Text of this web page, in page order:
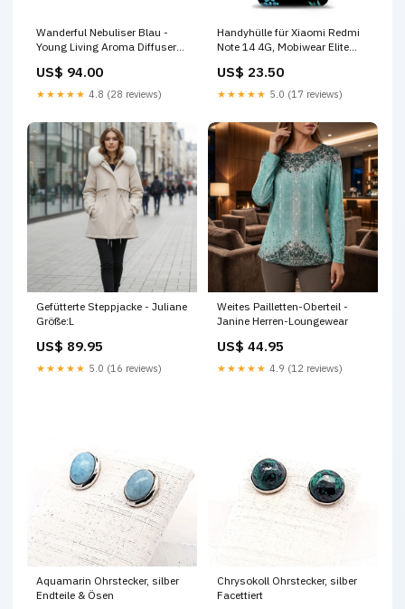
Wanderful Nebuliser Blau -
Young Living Aroma Diffuser
US$ 94.00
★★★★★ 4.8 (28 reviews)
Handyhülle für Xiaomi Redmi
Note 14 4G, Mobiwear Elite
F34 Android Radio 10
US$ 23.50
★★★★★ 5.0 (17 reviews)
Gefütterte Steppjacke - Juliane
Größe:L
US$ 89.95
★★★★★ 5.0 (16 reviews)
Weites Pailletten-Oberteil -
Janine Herren-Loungewear
US$ 44.95
★★★★★ 4.9 (12 reviews)
Aquamarin Ohrstecker, silber
Endteile & Ösen
Chrysokoll Ohrstecker, silber
Facettiert